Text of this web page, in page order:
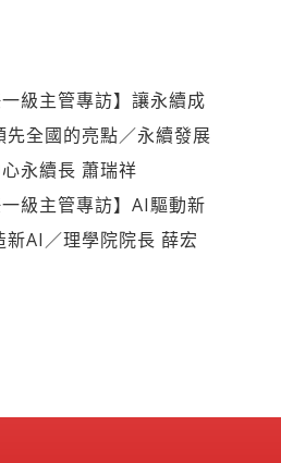
級主管專訪】讓永續成
先全國的亮點／永續發展
永續長 蕭瑞祥
級主管專訪】AI驅動新
新AI／理學院院長 薛宏